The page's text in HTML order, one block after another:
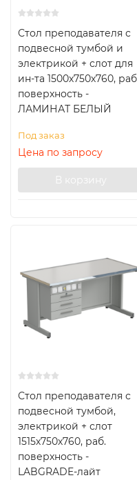
Стол преподавателя с
подвесной тумбой и
электрикой + слот для
ин-та 1500х750х760,
поверхность -
ЛАМИНАТ БЕЛЫЙ
Под заказ
Цена по запросу
В корзину
Стол преподавателя с
подвесной тумбой,
электрикой + слот
1515х750х760, раб.
поверхность -
LABGRADE-лайт